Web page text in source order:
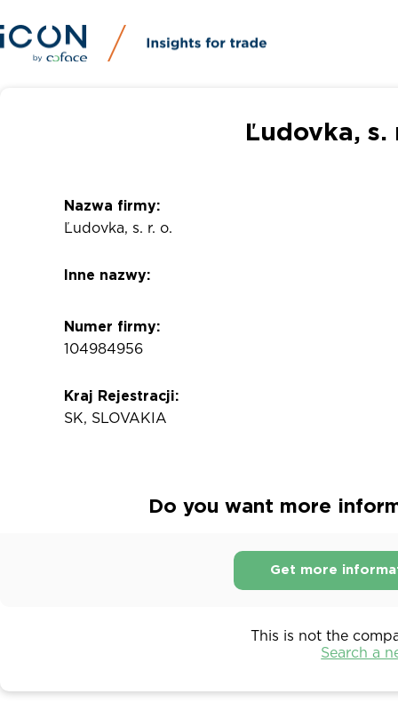
Ľudovka, s.
Nazwa firmy:
Ľudovka, s. r. o.
Inne nazwy:
Numer firmy:
104984956
Kraj Rejestracji:
SK, SLOVAKIA
Do you want more
Get more
This is not the
Search a